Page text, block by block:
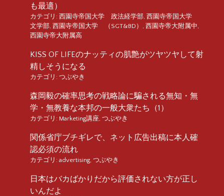
も最適）
カテゴリ: 西園寺帝国大学 政法経学部 西園寺帝国大学
文学部 西園寺帝国大学 （SGT&BD） 西園寺帝大附属中
西園寺帝大附属高
KISS OF LIFEのナッティの肌艶がツヤツヤして射
精しそうになる
カテゴリ: つぶやき
森岡毅の確率思考の戦略論に騙される無知・無
学・無教養な本邦の一般大衆たち（1）
カテゴリ: Marketing講座 つぶやき
関係省庁ブチギレで、ネット広告出稿に本人確
認必須の流れ
カテゴリ: advertising つぶやき
日本はバカばかりだから評価されない方が正し
いんだよ